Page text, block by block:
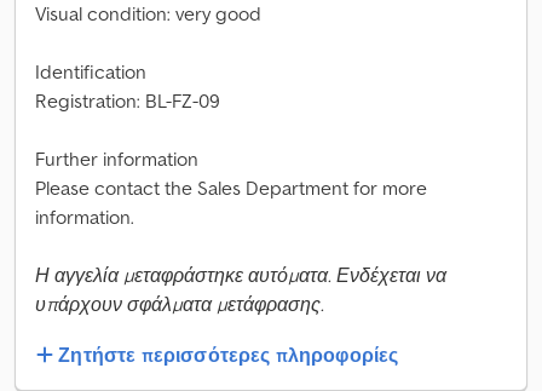
Visual condition: very good
Identification
Registration: BL-FZ-09
Further information
Please contact the Sales Department for more
information.
Η αγγελία μεταφράστηκε αυτόματα. Ενδέχεται να
υπάρχουν σφάλματα μετάφρασης.
Ζητήστε περισσότερες πληροφορίες